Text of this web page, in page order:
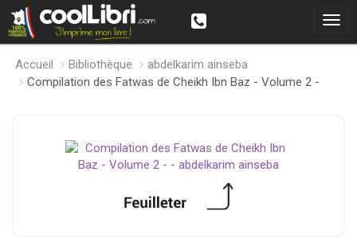
Accueil Bibliothèque
abdelkarim ainseba
Compilation des Fatwas de Cheikh Ibn Baz - Volume 2 -